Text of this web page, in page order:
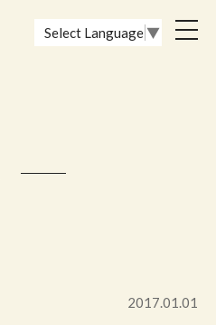
Select Language ▼
2017.01.01